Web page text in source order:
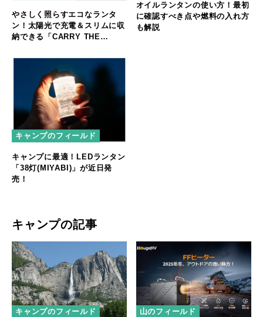
やさしく照らすエコなランタ
ン！太陽光で充電＆スリムに収
納できる「CARRY THE
オイルランタンの使い方！最初
に確認すべき点や燃料の入れ方
も解説
キャンプのフィールド
キャンプに最適！LEDランタン
「38灯(MIYABI)」が近日発
売！
キャンプの記事
キャンプのフィールド 山のフィールド